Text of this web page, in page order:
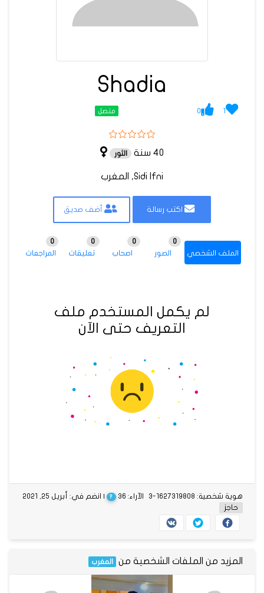
Shadia
1
0 متصل
40 سنة الثور
Sidi Ifni, المغرب
اكتب رسالة أضف صديق
الملف الشخصي الصور
0
اصحاب
0
تعليقات
0
المراجعات
0
لم يكمل المستخدم ملف
التعريف حتى الآن
الآراء: 36 ? | انضم في: أبريل 25, 2021
هوية شخصية: 1627319808-3
حاجز
المزيد من الملفات الشخصية من المغرب